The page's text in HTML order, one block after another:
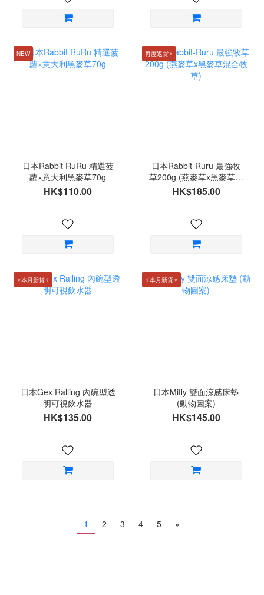
NEW
日本Rabbit RuRu 精選菠
蘿×意大利黑麥草70g
HK$110.00
再度返貨✧
日本Rabbit-Ruru 最強牧
草200g (燕麥草x黑麥草混
合牧草)
HK$185.00
✧本月新貨✧
日本Gex Ralling 內碗型透
明可視飲水器
HK$135.00
✧本月新貨✧
日本Miffy 雙面涼感床墊
(動物圖案)
HK$145.00
1 2 3 4 5 »